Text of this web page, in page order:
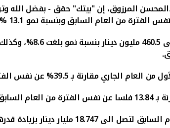
المرزوق، إن"بيتك" حقق - بفضل الله
13.1
%
من العام الجاري مقارنة بـ39.5% عن نفس
13.84 فلسا عن نفس الفترة من العام
السابق لتصل الى18.747مليار ديناربزيادة قدرها